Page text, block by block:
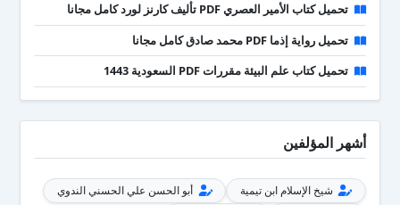
تحميل كتاب الأمير العصري PDF تأليف كارنز لورد كامل مجانا
تحميل رواية إذما PDF محمد صادق كامل مجانا
تحميل كتاب علم البيئة مقررات PDF السعودية 1443
أشهر المؤلفين
شيخ الإسلام ابن تيمية
أبو الحسن علي الحسني الندوي